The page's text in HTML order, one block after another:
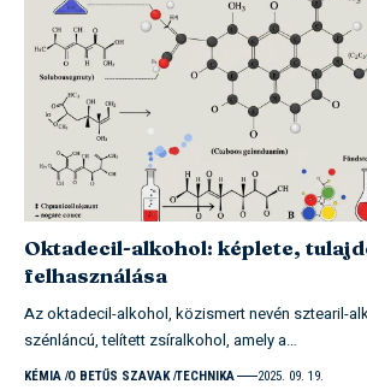
Oktadecil-alkohol: képlete,
felhasználása
Az oktadecil-alkohol, közismert nevén sztearil-
szénláncú, telített zsíralkohol, amely a…
KÉMIA O BETŰS SZAVAK TECHNIKA 2025. 09. 19.